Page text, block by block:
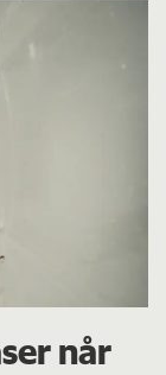
når